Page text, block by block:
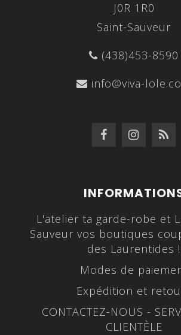
J0R 1R0
Saint-Sauveur
(438)453-8590
info@viva-
L'atelier ta garde-robe et
Sauveur vos boutiques
des Laurentides !
Modes de
Expédition et
CONTACTEZ-NOUS -
CLIENTÈLE